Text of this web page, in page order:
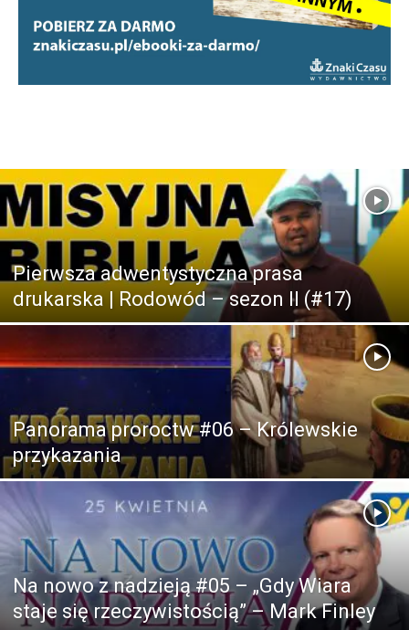
Pierwsza adwentystyczna prasa
drukarska | Rodowód – sezon II (#17)
Panorama proroctw #06 – Królewskie
przykazania
Na nowo z nadzieją #05 – „Gdy Wiara
staje się rzeczywistością” – Mark Finley